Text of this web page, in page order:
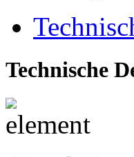
Technische